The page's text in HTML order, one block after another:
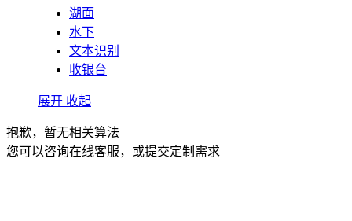
湖面
水下
文本识别
收银台
展开 收起
抱歉，暂无相关算法
您可以咨询在线客服， 或提交定制需求